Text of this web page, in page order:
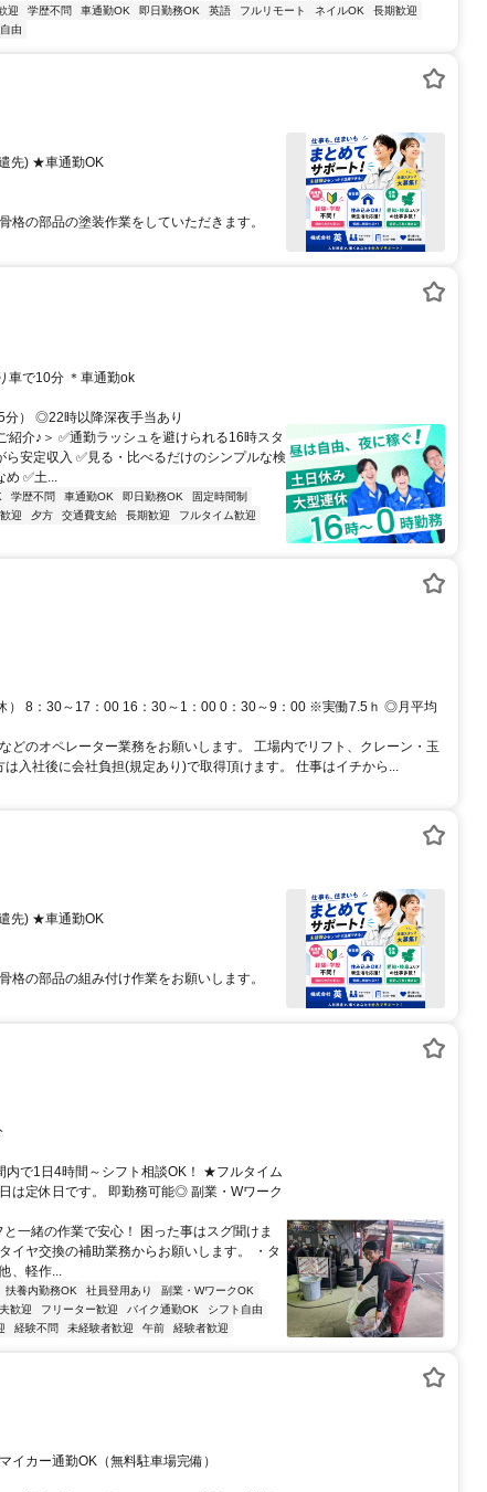
迎 学歴不問 車通勤OK 即日勤務OK 英語 フルリモート ネイルOK
長期歓迎
由
(派遣先) ★車通勤OK
格の部品の塗装作業をしていただきます。
車で10分 ＊車通勤ok
） ◎22時以降深夜手当あり
介♪＞ ✅通勤ラッシュを避けられる16時スタ
安定収入 ✅見る・比べるだけのシンプルな検
め ✅土...
学歴不問 車通勤OK 即日勤務OK
固定時間制
迎 夕方 交通費支給 長期歓迎
フルタイム歓迎
） 8：30～17：00 16：30～1：00 0：30～9：00 ※実働7.5ｈ ◎月平均
どのオペレーター業務をお願いします。 工場内でリフト、クレーン・玉
入社後に会社負担(規定あり)で取得頂けます。 仕事はイチから...
(派遣先) ★車通勤OK
格の部品の組み付け作業をお願いします。
内で1日4時間～シフト相談OK！ ★フルタイム
定休日です。 即勤務可能◎ 副業・Wワーク
一緒の作業で安心！ 困った事はスグ聞けま
イヤ交換の補助業務からお願いします。 ・タ
、軽作...
扶養内勤務OK 社員登用あり
副業・WワークOK
歓迎 フリーター歓迎 バイク通勤OK
シフト自由
経験不問 未経験者歓迎 午前 経験者歓迎
交通アクセス 最寄駅：美濃太田駅 マイカー通勤OK（無料駐車場完備）